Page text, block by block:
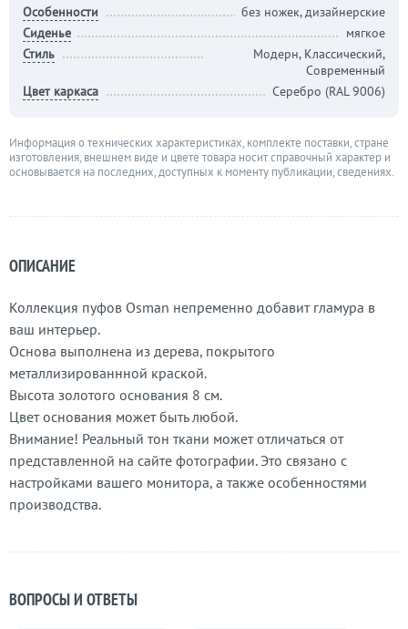
ОПИСАНИЕ
Коллекция пуфов Osman непременно добавит гламура в
ваш интерьер.
Основа выполнена из дерева, покрытого
металлизированнной краской.
Высота золотого основания 8 см.
Цвет основания может быть любой.
Внимание! Реальный тон ткани может отличаться от
представленной на сайте фотографии. Это связано с
настройками вашего монитора, а также особенностями
производства.
ВОПРОСЫ И ОТВЕТЫ
Особенности
без ножек, дизайнерские
Сиденье
мягкое
Стиль
Модерн, Классический,
Современный
Цвет каркаса
Серебро (RAL 9006)
Информация о технических характеристиках, комплекте поставки, стране
изготовления, внешнем виде и цвете товара носит справочный характер и
основывается на последних, доступных к моменту публикации, сведениях.